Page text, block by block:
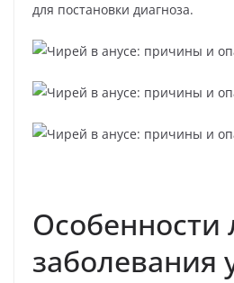
для постановки диагноза.
Особенности
заболевания